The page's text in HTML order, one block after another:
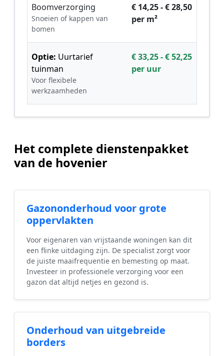
Boomverzorging
Snoeien of kappen van
bomen
€ 14,25 - € 28,50
per m²
Optie: Uurtarief
tuinman
Voor flexibele
werkzaamheden
€ 33,25 - € 52,25
per uur
Het complete dienstenpakket
van de hovenier
Gazononderhoud voor grote
oppervlakten
Voor eigenaren van vrijstaande woningen kan dit
een flinke uitdaging zijn. De specialist zorgt voor
de juiste maaifrequentie en bemesting op maat.
Investeer in professionele verzorging voor een
gazon dat altijd netjes en gezond is.
Onderhoud van uitgebreide
borders